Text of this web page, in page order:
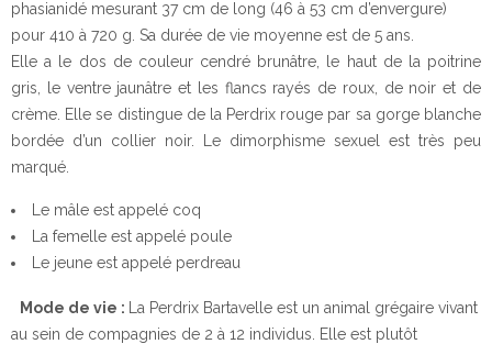
phasianidé mesurant 37 cm de long (46 à 53 cm d’envergure)
pour 410 à 720 g. Sa durée de vie moyenne est de 5 ans.
Elle a le dos de couleur cendré brunâtre, le haut de la poitrine
gris, le ventre jaunâtre et les flancs rayés de roux, de noir et de
crème. Elle se distingue de la Perdrix rouge par sa gorge blanche
bordée d’un collier noir. Le dimorphisme sexuel est très peu
marqué.
Le mâle est appelé coq
La femelle est appelé poule
Le jeune est appelé perdreau
Mode de vie :
La Perdrix Bartavelle est un animal grégaire vivant
au sein de compagnies de 2 à 12 individus. Elle est plutôt